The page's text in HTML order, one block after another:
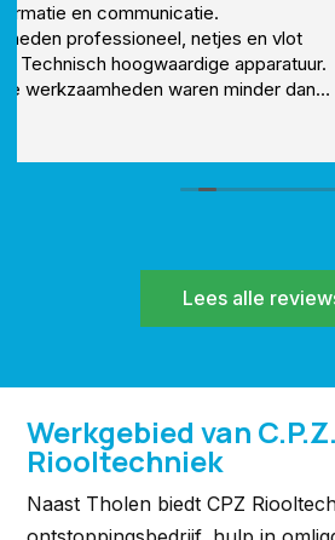
Deze gebruiker heeft alleen een
achtergelaten.
Lees alle
Werkgebied van C.P.Z.
Riooltechniek
Naast Tholen biedt CPZ